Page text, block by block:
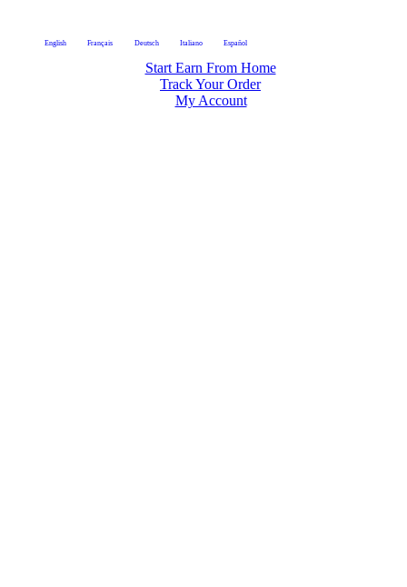
English Français Deutsch Italiano Español
Start Earn From Home
Track Your Order
My Account